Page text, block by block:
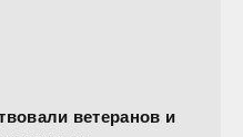
ветеранов и